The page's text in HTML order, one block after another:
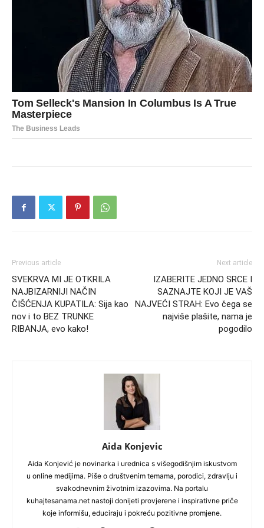
Previous article
SVEKRVA MI JE OTKRILA
NAJBIZARNIJI NAČIN
ČIŠĆENJA KUPATILA: Sija kao
nov i to BEZ TRUNKE
RIBANJA, evo kako!
Next article
IZABERITE JEDNO SRCE I
SAZNAJTE KOJI JE VAŠ
NAJVEĆI STRAH: Evo čega se
najviše plašite, nama je
pogodilo
Aida Konjevic
Aida Konjević je novinarka i urednica s višegodišnjim iskustvom
u online medijima. Piše o društvenim temama, porodici, zdravlju i
svakodnevnim životnim izazovima. Na portalu
kuhajtesanama.net nastoji donijeti provjerene i inspirativne priče
koje informišu, educiraju i pokreću pozitivne promjene.